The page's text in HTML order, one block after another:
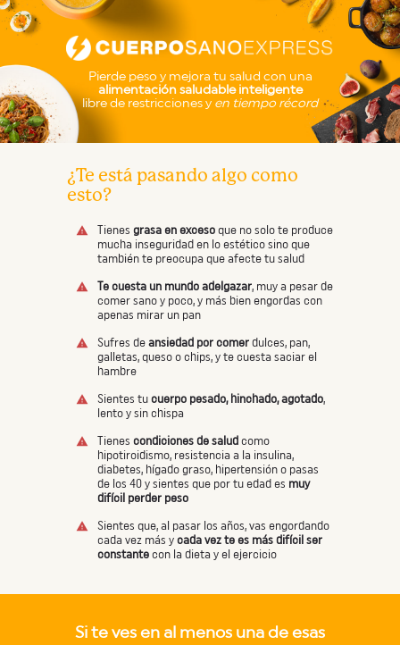
Pierde peso y mejora tu salud con una
alimentación saludable inteligente
libre de restricciones y en tiempo récord
¿Te está pasando algo como
esto?
Tienes grasa en exceso que no solo te produce
mucha inseguridad en lo estético sino que
también te preocupa que afecte tu salud
Te cuesta un mundo adelgazar, muy a pesar de
comer sano y poco, y más bien engordas con
apenas mirar un pan
Sufres de ansiedad por comer dulces, pan,
galletas, queso o chips, y te cuesta saciar el
hambre
Sientes tu cuerpo pesado, hinchado, agotado,
lento y sin chispa
Tienes condiciones de salud como
hipotiroidismo, resistencia a la insulina,
diabetes, hígado graso, hipertensión o pasas
de los 40 y sientes que por tu edad es muy
difícil perder peso
Sientes que, al pasar los años, vas engordando
cada vez más y cada vez te es más difícil ser
constante con la dieta y el ejercicio
Si te ves en al menos una de esas